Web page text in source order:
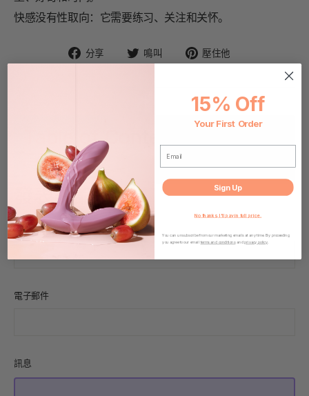
快感没有性取向：它需要练习、关注和关怀。
分享
臉
鳴叫
Twitter
壓住他
定
Pinterest
上
Table of Contents
發表評論
發表評論
姓名
電子郵件
訊息
15% Off
Your First Order
Sign Up
No thanks, I'll pay in full price.
You can unsubscribe from our marketing emails at any time. By proceeding
you agree to our email terms and conditionsandprivacy policy.